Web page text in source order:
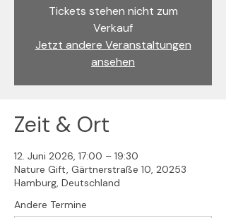
Tickets stehen nicht zum
Verkauf
Jetzt andere Veranstaltungen
ansehen
Zeit & Ort
12. Juni 2026, 17:00 – 19:30
Nature Gift, Gärtnerstraße 10, 20253
Hamburg, Deutschland
Andere Termine